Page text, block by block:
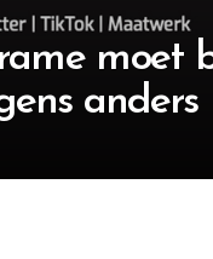
moet
anders